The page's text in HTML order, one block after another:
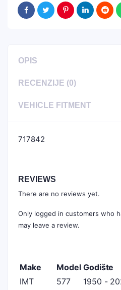
OPIS
RECENZIJE (0)
VEHICLE FITMENT
717842
REVIEWS
There are no reviews yet.
Only logged in customers who
may leave a review.
Make Model Godište
IMT
577
1950 -